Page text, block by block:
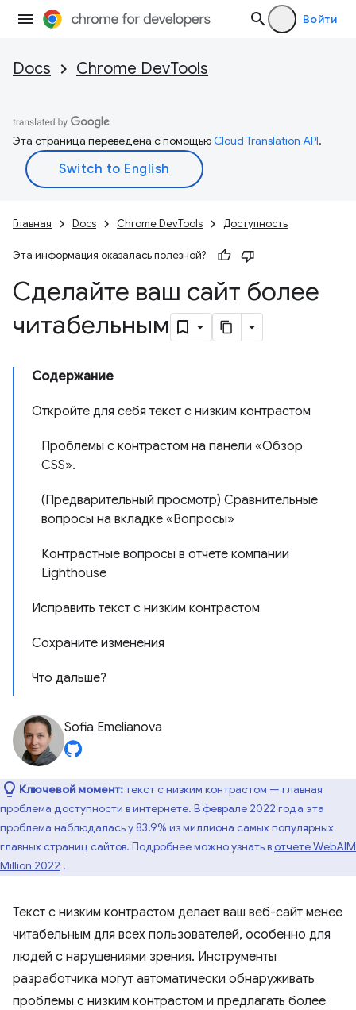
Войти
Docs Chrome DevTools
Эта страница переведена с помощьюCloud Translation API.
Главная Docs Chrome DevTools Доступность
Эта информация оказалась полезной?
Сделайте ваш сайт более
читабельным
Содержание
Откройте для себя текст с низким контрастом
Проблемы с контрастом на панели «Обзор
CSS».
(Предварительный просмотр) Сравнительные
вопросы на вкладке «Вопросы»
Контрастные вопросы в отчете компании
Lighthouse
Исправить текст с низким контрастом
Сохраните изменения
Что дальше?
Sofia Emelianova
Ключевой момент:текст с низким контрастом — главная
проблема доступности в интернете. В феврале 2022 года эта
проблема наблюдалась у 83,9% из миллиона самых популярных
главных страниц сайтов. Подробнее можно узнать вотчете WebAIM
Million 2022 .
Текст с низким контрастом делает ваш веб-сайт менее
читабельным для всех пользователей, особенно для
людей с нарушениями зрения. Инструменты
разработчика могут автоматически обнаруживать
проблемы с низким контрастом и предлагать более